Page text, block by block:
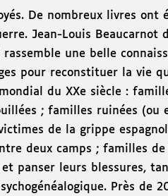
De nombreux livres
Jean-Louis Beaucarnot
une belle
pour reconstituer la vie
du XXe siècle :
; familles ruinées (ou
de la grippe
deux camps ; familles
panser leurs blessures,
Près de